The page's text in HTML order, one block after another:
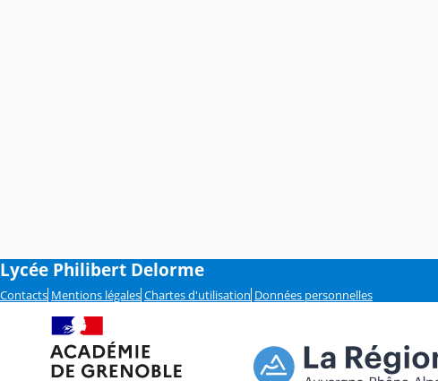
Lycée Philibert Delorme
Contacts Mentions légales Chartes d'utilisation Données personnelles